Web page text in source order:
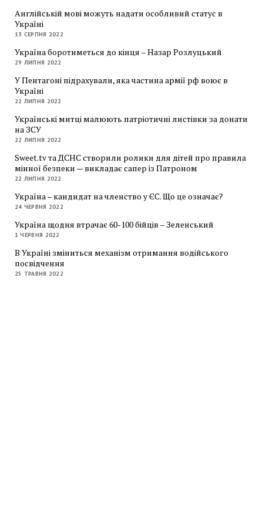
Англійській мові можуть надати особливий статус в
Україні
13 СЕРПНЯ 2022
Україна боротиметься до кінця – Назар Розлуцький
29 ЛИПНЯ 2022
У Пентагоні підрахували, яка частина армії рф воює в
Україні
22 ЛИПНЯ 2022
Українські митці малюють патріотичні листівки за донати
на ЗСУ
22 ЛИПНЯ 2022
Sweet.tv та ДСНС створили ролики для дітей про правила
мінної безпеки — викладає сапер із Патроном
22 ЛИПНЯ 2022
Україна – кандидат на членство у ЄС. Що це означає?
24 ЧЕРВНЯ 2022
Україна щодня втрачає 60-100 бійців – Зеленський
1 ЧЕРВНЯ 2022
В Україні зміниться механізм отримання водійського
посвідчення
25 ТРАВНЯ 2022